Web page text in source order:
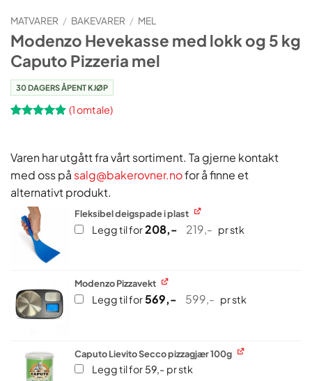
MATVARER / BAKEVARER / MEL
Modenzo Hevekasse med lokk og 5 kg
Caputo Pizzeria mel
30 DAGERS ÅPENT KJØP
kundevurdering
(1omtale)
Varen har utgått fra vårt sortiment. Ta gjerne kontakt
med oss på salg@bakerovner.nofor å finne et
alternativt produkt.
Fleksibel deigspade i plast
Legg til for208,- 219,- Opprinnelig
pris
Nåværende
pris
pr stk
Modenzo Pizzavekt
Legg til for569,- 599,- Opprinnelig
pris
Nåværende
pris
pr stk
Caputo Lievito Secco pizzagjær 100g
Legg til for 59,- pr stk